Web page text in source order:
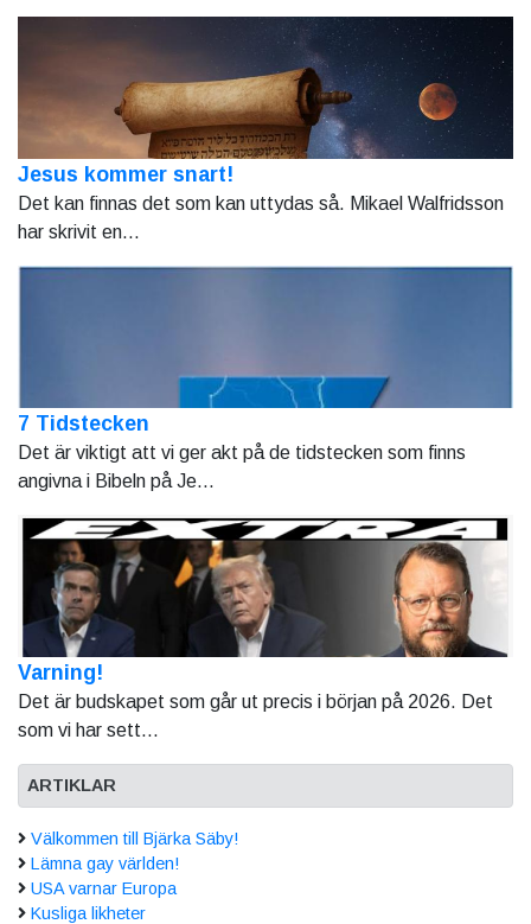
Jesus kommer snart!
Det kan finnas det som kan uttydas så. Mikael Walfridsson
har skrivit en...
7 Tidstecken
Det är viktigt att vi ger akt på de tidstecken som finns
angivna i Bibeln på Je...
Varning!
Det är budskapet som går ut precis i början på 2026. Det
som vi har sett...
ARTIKLAR
Välkommen till Bjärka Säby!
Lämna gay världen!
USA varnar Europa
Kusliga likheter